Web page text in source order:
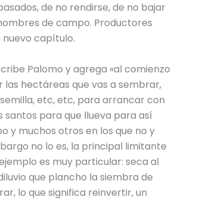
de no rendirse, de no bajar
de campo. Productores
nuevo capítulo.
Palomo y agrega «al comienzo
hectáreas que vas a sembrar,
etc, etc, para arrancar con
para que llueva para así
y muchos otros en los que no y
no lo es, la principal limitante
es muy particular: seca al
que plancho la siembra de
lo que significa reinvertir, un